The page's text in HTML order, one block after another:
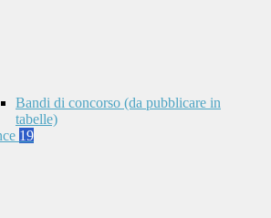
Bandi di concorso (da pubblicare in
tabelle)
19